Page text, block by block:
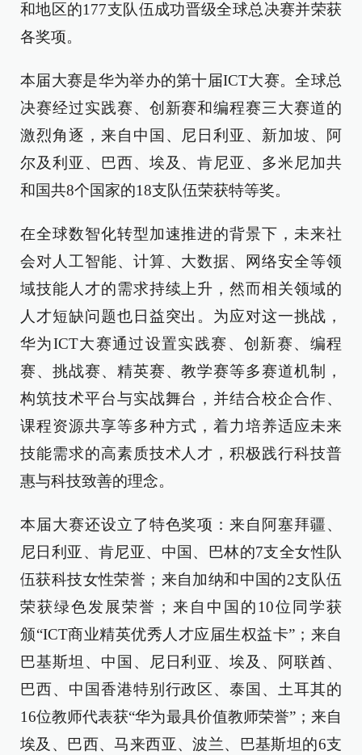
和地区的177支队伍成功晋级全球总决赛并荣获
各奖项。
本届大赛是华为举办的第十届ICT大赛。全球总
决赛经过实践赛、创新赛和编程赛三大赛道的
激烈角逐，来自中国、尼日利亚、新加坡、阿
尔及利亚、巴西、埃及、肯尼亚、多米尼加共
和国共8个国家的18支队伍荣获特等奖。
在全球数智化转型加速推进的背景下，未来社
会对人工智能、计算、大数据、网络安全等领
域技能人才的需求持续上升，然而相关领域的
人才短缺问题也日益突出。为应对这一挑战，
华为ICT大赛通过设置实践赛、创新赛、编程
赛、挑战赛、精英赛、教学赛等多赛道机制，
构筑技术平台与实战舞台，并结合校企合作、
课程资源共享等多种方式，着力培养适应未来
技能需求的高素质技术人才，积极践行科技普
惠与科技致善的理念。
本届大赛还设立了特色奖项：来自阿塞拜疆、
尼日利亚、肯尼亚、中国、巴林的7支全女性队
伍获科技女性荣誉；来自加纳和中国的2支队伍
荣获绿色发展荣誉；来自中国的10位同学获
颁“ICT商业精英优秀人才应届生权益卡”；来自
巴基斯坦、中国、尼日利亚、埃及、阿联酋、
巴西、中国香港特别行政区、泰国、土耳其的
16位教师代表获“华为最具价值教师荣誉”；来自
埃及、巴西、马来西亚、波兰、巴基斯坦的6支